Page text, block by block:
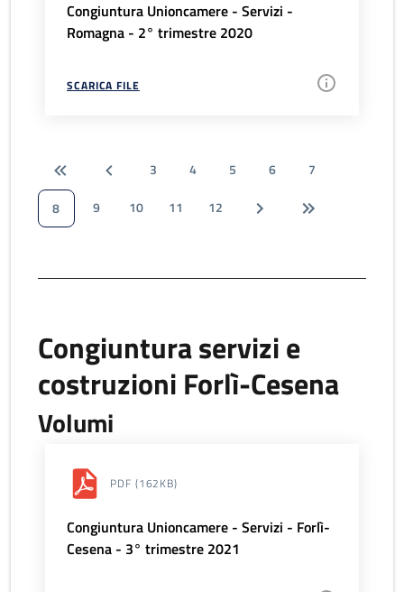
Congiuntura Unioncamere - Servizi -
Romagna - 2° trimestre 2020
SCARICA FILE
3 4 5 6
7
8
9 10 11 12
Congiuntura servizi e
costruzioni Forlì-Cesena
Volumi
PDF (162KB)
Congiuntura Unioncamere - Servizi - Forlì-
Cesena - 3° trimestre 2021